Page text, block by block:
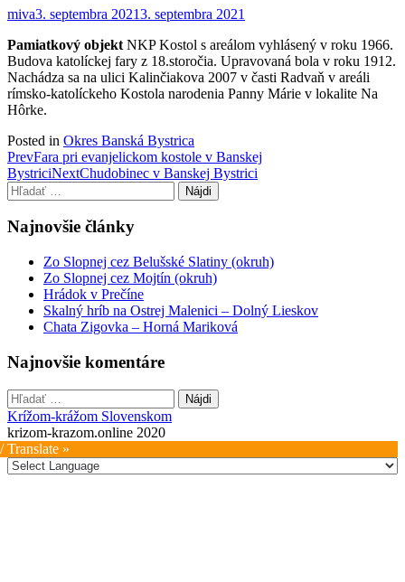
miva3. septembra 20213. septembra 2021
Pamiatkový objekt NKP Kostol s areálom vyhlásený v roku 1966.
Budova katolíckej fary z 18.storočia. Upravovaná bola v roku 1912.
Nachádza sa na ulici Kalinčiakova 2007 v časti Radvaň v areáli
rímsko-katolíckeho Kostola narodenia Panny Márie v lokalite Na
Hôrke.
Posted in Okres Banská Bystrica
Post
navigation
PrevFara pri evanjelickom kostole v Banskej
BystriciNextChudobinec v Banskej Bystrici
Hľadať:
Najnovšie články
Zo Slopnej cez Belušské Slatiny (okruh)
Zo Slopnej cez Mojtín (okruh)
Hrádok v Prečíne
Skalný hríb na Ostrej Malenici – Dolný Lieskov
Chata Zigovka – Horná Mariková
Najnovšie komentáre
Hľadať:
Krížom-krážom Slovenskom
krizom-krazom.online 2020
Translate »